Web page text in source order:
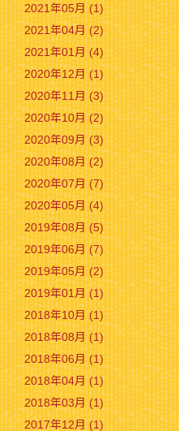
2021年05月 (1)
2021年04月 (2)
2021年01月 (4)
2020年12月 (1)
2020年11月 (3)
2020年10月 (2)
2020年09月 (3)
2020年08月 (2)
2020年07月 (7)
2020年05月 (4)
2019年08月 (5)
2019年06月 (7)
2019年05月 (2)
2019年01月 (1)
2018年10月 (1)
2018年08月 (1)
2018年06月 (1)
2018年04月 (1)
2018年03月 (1)
2017年12月 (1)